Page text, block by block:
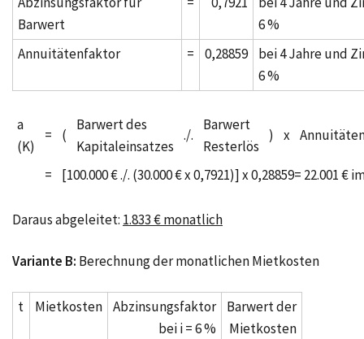
Barwert
6 %
Annuitätenfaktor
= 0,28859
bei 4 Jahre und
6 %
a
(K)
= (
Barwert des
Kapitaleinsatzes
./.
Barwert
Resterlös
) x
= [100.000 € ./. (30.000 € x 0,7921)] x 0,28859= 22.001 €
Daraus abgeleitet: 1.833 € monatlich
Variante B: Berechnung der monatlichen Mietkosten
t Mietkosten Abzinsungsfaktor
bei i = 6 %
Barwert der
Mietkosten